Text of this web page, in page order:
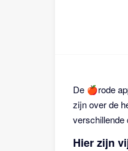
De 🍎rode
zijn over de
verschillende
Hier zijn